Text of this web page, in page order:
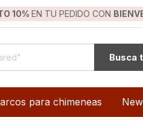
10% EN TU PEDIDO CON
Busca
para chimeneas